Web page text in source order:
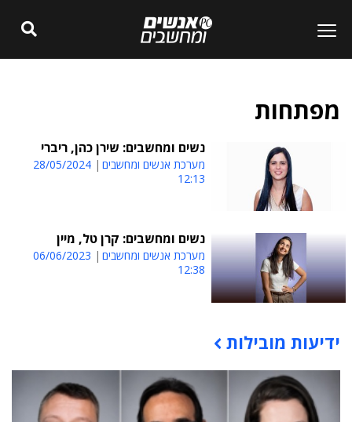
מפתחות
נשים ומחשבים: שירן כהן, ריברי
מערכת אנשים ומחשבים
28/05/2024
12:13
נשים ומחשבים: קרן טל, מיין
מערכת אנשים ומחשבים
06/06/2023
12:38
תוכן פרסומי
ידיעות מובילות